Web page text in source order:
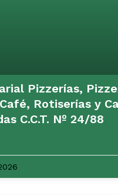
Pizzerías,
Rotiserías y
C.C.T. Nº 24/88